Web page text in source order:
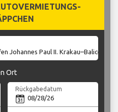
Ort
Rückgabedatum